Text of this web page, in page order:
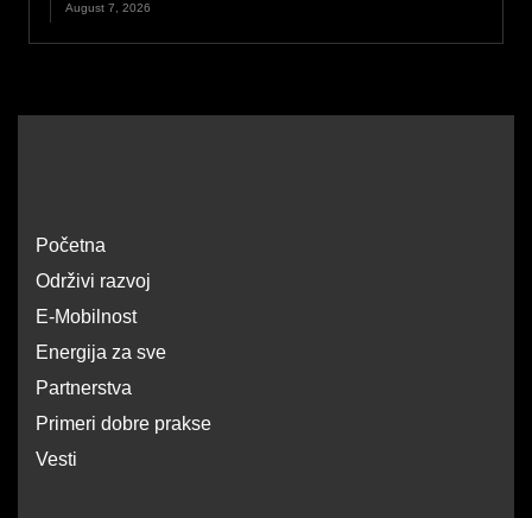
August 7, 2026
Početna
Održivi razvoj
E-Mobilnost
Energija za sve
Partnerstva
Primeri dobre prakse
Vesti